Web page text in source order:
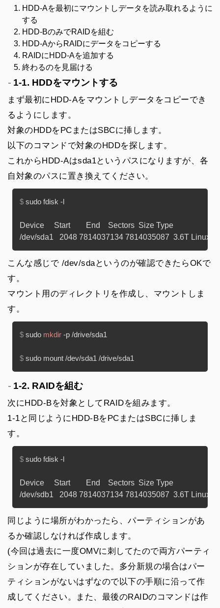
HDD-Aを最初にマウントしデータを読み取れるように
する
HDD-BのみでRAIDを組む
HDD-AからRAIDにデータをコピーする
RAIDにHDD-Aを追加する
終わるのを見届ける
1-1. HDDをマウントする
まず最初にHDD-Aをマウントしデータをコピーでき
るようにします。
対象のHDDをPCまたはSBCに挿します。
以下のコマンドで対象のHDDを探します。
これからHDD-Aはsda1というパスになりますが、各
自対象のパスに置き換えてください。
$ sudo fdisk -l
Device     Start        End    Sectors  Size Type
こんな感じで /dev/sdaというのが確認できたらOKで
す。
マウント用のディレクトリを作成し、マウントしま
す。
$ sudo mkdir -p /drive/sda1
$ sudo mount /dev/sda1 /drive/sda1
1-2. RAIDを組む
次にHDD-Bを対象としてRAIDを組みます。
1-1と同じようにHDD-BをPCまたはSBCに挿しま
す。
$ sudo fdisk -l
Device     Start        End    Sectors  Size Type
同じように場所がわかったら、パーティションがあ
るか確認しなければ作成します。
(今回は過去に一度OMVに刺してたので両方パーティ
ションが存在していました。多分新規の場合はパー
ティションがないはずなので以下の手順に沿って作
成してください。また、最後のRAIDのコマンドは作